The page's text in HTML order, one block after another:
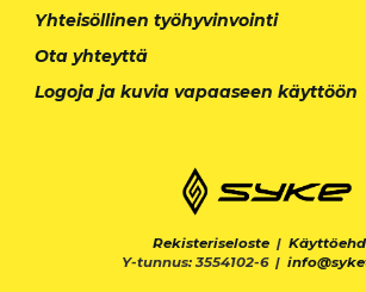
Yhteisöllinen työhyvinvointi
Ota yhteyttä
Logoja ja kuvia vapaaseen käyttöön
Rekisteriseloste |
Y-tunnus: 3554102-6 |